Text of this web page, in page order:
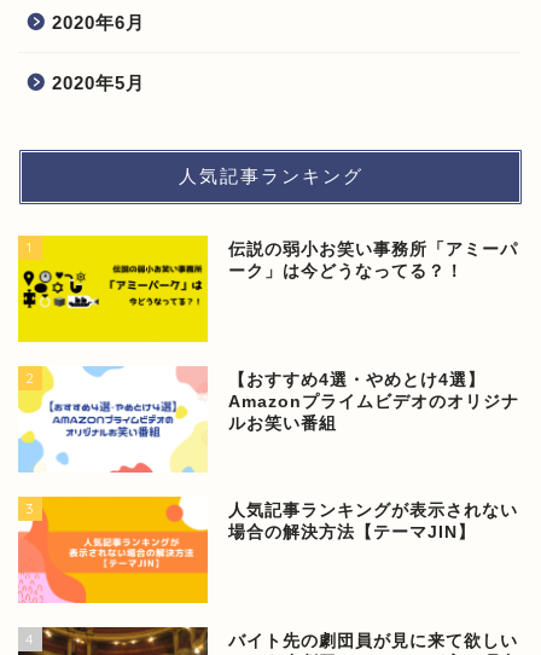
2020年6月
2020年5月
人気記事ランキング
1
伝説の弱小お笑い事務所「アミーパ
ーク」は今どうなってる？！
2
【おすすめ4選・やめとけ4選】
Amazonプライムビデオのオリジナ
ルお笑い番組
3
人気記事ランキングが表示されない
場合の解決方法【テーマJIN】
4
バイト先の劇団員が見に来て欲しい